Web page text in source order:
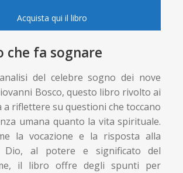
Acquista qui il libro
che fa sognare
del celebre sogno dei nove
Bosco, questo libro rivolto ai
a riflettere su questioni che toccano
umana quanto la vita spirituale.
la vocazione e la risposta alla
Dio, al potere e significato del
il libro offre degli spunti per